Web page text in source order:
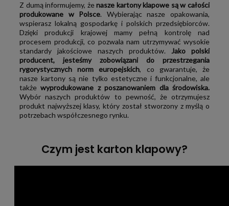
Z dumą informujemy, żenasze kartony klapowe są w całości
produkowane w Polsce. Wybierając nasze opakowania,
wspierasz lokalną gospodarkę i polskich przedsiębiorców.
Dzięki produkcji krajowej mamy pełną kontrolę nad
procesem produkcji, co pozwala nam utrzymywać wysokie
standardy jakościowe naszych produktów. Jako polski
producent, jesteśmy zobowiązani do przestrzegania
rygorystycznych norm europejskich, co gwarantuje, że
nasze kartony są nie tylko estetyczne i funkcjonalne, ale
takżewyprodukowane z poszanowaniem dla środowiska.
Wybór naszych produktów to pewność, że otrzymujesz
produkt najwyższej klasy, który został stworzony z myślą o
potrzebach współczesnego rynku.
Czym jest karton klapowy?